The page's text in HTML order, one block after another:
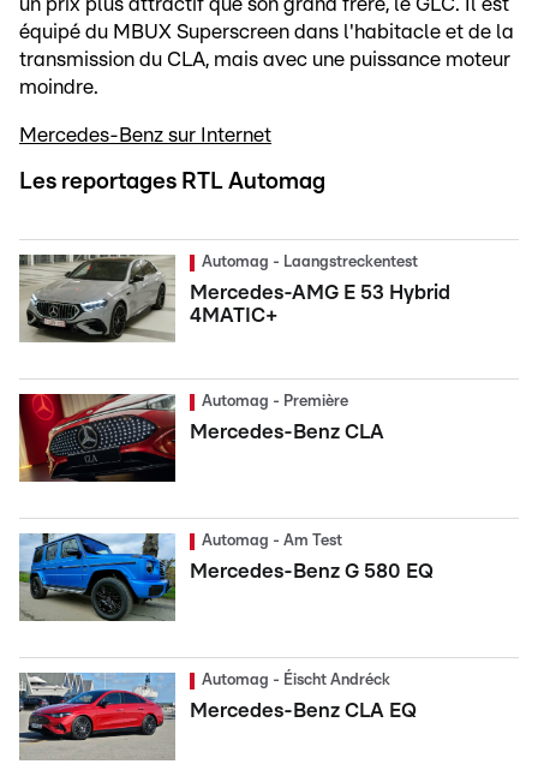
un prix plus attractif que son grand frère, le GLC. Il est
équipé du MBUX Superscreen dans l'habitacle et de la
transmission du CLA, mais avec une puissance moteur
moindre.
Mercedes-Benz sur Internet
Les reportages RTL Automag
Automag - Laangstreckentest
Mercedes-AMG E 53 Hybrid
4MATIC+
Automag - Première
Mercedes-Benz CLA
Automag - Am Test
Mercedes-Benz G 580 EQ
Automag - Éischt Andréck
Mercedes-Benz CLA EQ